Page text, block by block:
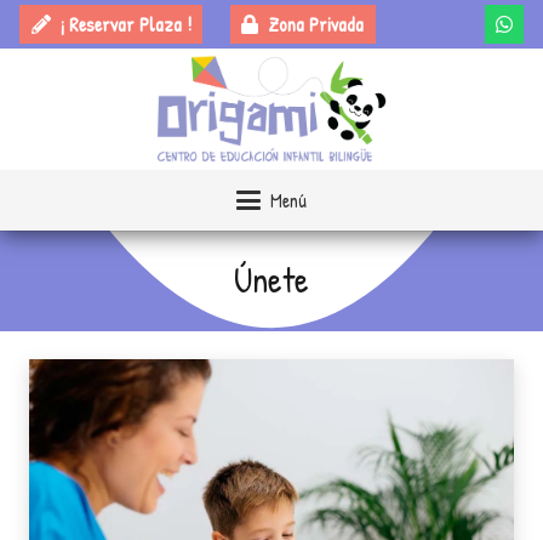
¡ Reservar Plaza ! Zona Privada
Menú
Únete